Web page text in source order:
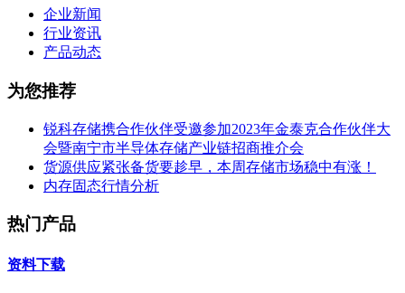
企业新闻
行业资讯
产品动态
为您推荐
锐科存储携合作伙伴受邀参加2023年金泰克合作伙伴大
会暨南宁市半导体存储产业链招商推介会
货源供应紧张备货要趁早，本周存储市场稳中有涨！
内存固态行情分析
热门产品
资料下载